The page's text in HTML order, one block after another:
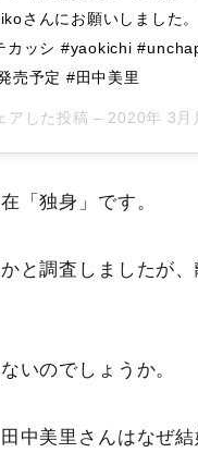
さんにお願いしました
カッシ #yaokichi
売予定 #田中美里
アした投稿 – 2020年 3月月10
「独身」です。
と調査しましたが
いのでしょうか。
中美里さんはなぜ